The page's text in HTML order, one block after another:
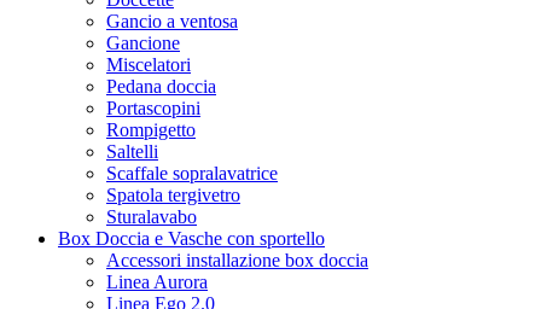
Gancio a ventosa
Gancione
Miscelatori
Pedana doccia
Portascopini
Rompigetto
Saltelli
Scaffale sopralavatrice
Spatola tergivetro
Sturalavabo
Box Doccia e Vasche con sportello
Accessori installazione box doccia
Linea Aurora
Linea Ego 2.0